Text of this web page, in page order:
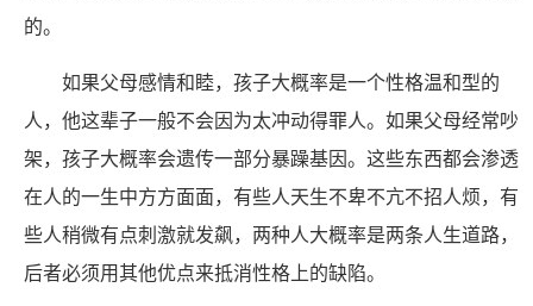
的。
如果父母感情和睦，孩子大概率是一个性格温和型的
人，他这辈子一般不会因为太冲动得罪人。如果父母经常吵
架，孩子大概率会遗传一部分暴躁基因。这些东西都会渗透
在人的一生中方方面面，有些人天生不卑不亢不招人烦，有
些人稍微有点刺激就发飙，两种人大概率是两条人生道路，
后者必须用其他优点来抵消性格上的缺陷。